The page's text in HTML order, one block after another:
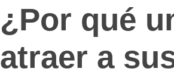
¿Por qué
atraer a